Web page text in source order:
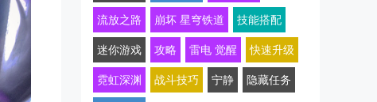
流放之路 崩坏 星穹铁道 技能搭配
迷你游戏 攻略 雷电 觉醒 快速升级
霓虹深渊 战斗技巧 宁静 隐藏任务